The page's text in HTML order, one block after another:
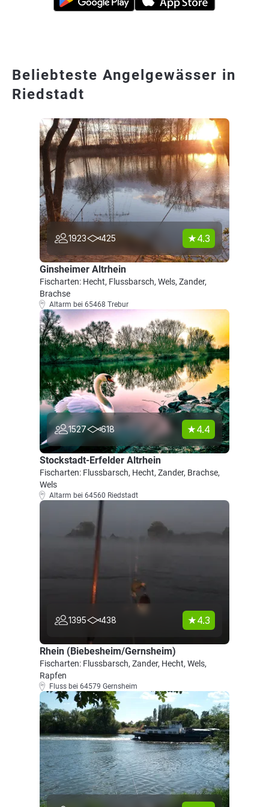
Beliebteste Angelgewässer in
Riedstadt
1923 425 4.3
Ginsheimer Altrhein
Fischarten: Hecht, Flussbarsch, Wels, Zander,
Brachse
Altarm bei 65468 Trebur
1527 618 4.4
Stockstadt-Erfelder Altrhein
Fischarten: Flussbarsch, Hecht, Zander, Brachse,
Wels
Altarm bei 64560 Riedstadt
1395 438 4.3
Rhein (Biebesheim/Gernsheim)
Fischarten: Flussbarsch, Zander, Hecht, Wels,
Rapfen
Fluss bei 64579 Gernsheim